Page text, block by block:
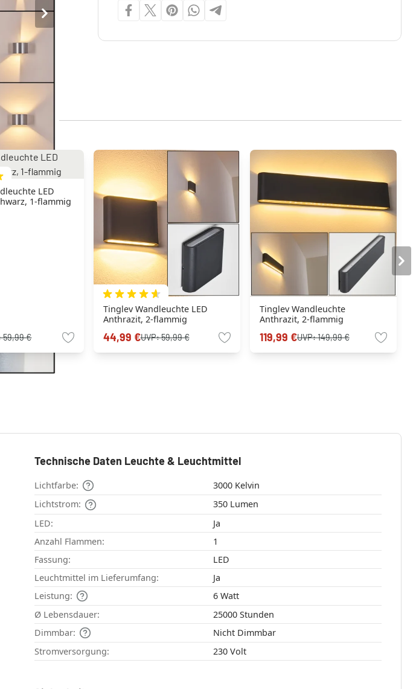
LED
1-flammig
59,99 €
Tinglev Wandleuchte LED
Anthrazit, 2-flammig
44,99 €UVP:59,99 €
Tinglev Wandleuchte
Anthrazit, 2-flammig
119,99 €UVP:149,99 €
Technische Daten Leuchte & Leuchtmittel
Lichtfarbe:
3000 Kelvin
Lichtstrom:
350 Lumen
LED:
Ja
Anzahl Flammen:
1
Fassung:
LED
Leuchtmittel im Lieferumfang:
Ja
Leistung:
6 Watt
Ø Lebensdauer:
25000 Stunden
Dimmbar:
Nicht Dimmbar
Stromversorgung:
230 Volt